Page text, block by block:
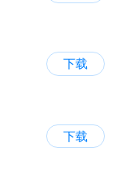
下载
下载